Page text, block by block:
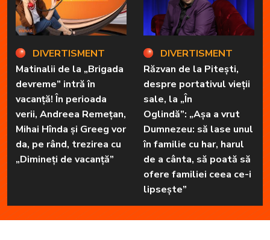
DIVERTISMENT
Matinalii de la „Brigada
devreme” intră în
vacanță! În perioada
verii, Andreea Remețan,
Mihai Hînda și Greeg vor
da, pe rând, trezirea cu
„Dimineți de vacanță”
DIVERTISMENT
Răzvan de la Pitești,
despre portativul vieții
sale, la „În
Oglindă”: „Așa a vrut
Dumnezeu: să lase unul
în familie cu har, harul
de a cânta, să poată să
ofere familiei ceea ce-i
lipsește”